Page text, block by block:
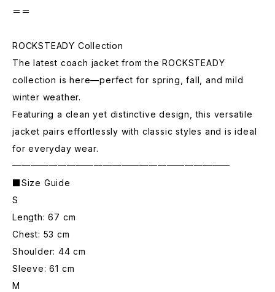
＝＝
ROCKSTEADY Collection
The latest coach jacket from the ROCKSTEADY
collection is here—perfect for spring, fall, and mild
winter weather.
Featuring a clean yet distinctive design, this versatile
jacket pairs effortlessly with classic styles and is ideal
for everyday wear.
────────────────────────
■Size Guide
S
Length: 67 cm
Chest: 53 cm
Shoulder: 44 cm
Sleeve: 61 cm
M